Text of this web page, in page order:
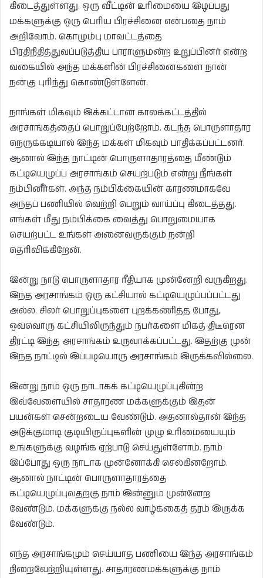
கிடைத்துள்ளது. ஒரு வீட்டின் உரிமையை இழப்பது
மக்களுக்கு ஒரு பெரிய பிரச்சினை என்பதை நாம்
அறிவோம். கொழும்பு மாவட்டத்தை
பிரதிநிதித்துவப்படுத்திய பாராளுமன்ற உறுப்பினர் என்ற
வகையில் அந்த மக்களின் பிரச்சினைகளை நான்
நன்கு புரிந்து கொண்டுள்ளேன்.
நாங்கள் மிகவும் இக்கட்டான காலக்கட்டத்தில்
அரசாங்கத்தைப் பொறுப்பேற்றோம். கடந்த பொருளாதார
நெருக்கடியால் இந்த மக்கள் மிகவும் பாதிக்கப்பட்டனர்.
ஆனால் இந்த நாட்டின் பொருளாதாரத்தை மீண்டும்
கட்டியெழுப்ப அரசாங்கம் செயற்படும் என்று நீங்கள்
நம்பினீர்கள். அந்த நம்பிக்கையின் காரணமாகவே
அந்தப் பணியில் வெற்றி பெறும் வாய்ப்பு கிடைத்தது.
எங்கள் மீது நம்பிக்கை வைத்து பொறுமையாக
செயற்பட்ட உங்கள் அனைவருக்கும் நன்றி
தெரிவிக்கிறேன்.
இன்று நாடு பொருளாதார ரீதியாக முன்னேறி வருகிறது.
இந்த அரசாங்கம் ஒரு கட்சியால் கட்டியெழுப்பப்பட்டது
அல்ல. சிலர் பொறுப்புகளை புறக்கணித்த போது,
ஒவ்வொரு கட்சியிலிருந்தும் நபர்களை மிகத் திடீரென
திரட்டி இந்த அரசாங்கம் உருவாக்கப்பட்டது. இதற்கு முன்
இந்த நாட்டில் இப்படியொரு அரசாங்கம் இருக்கவில்லை.
இன்று நாம் ஒரு நாடாகக் கட்டியெழுப்புகின்ற
இவ்வேளையில் சாதாரண மக்களுக்கும் இதன்
பயன்கள் சென்றடைய வேண்டும். அதனால்தான் இந்த
அடுக்குமாடி குடியிருப்புகளின் முழு உரிமையையும்
உங்களுக்கு வழங்க ஏற்பாடு செய்துள்ளோம். நாம்
இப்போது ஒரு நாடாக முன்னோக்கி செல்கினறோம்.
ஆனால் நாட்டின் பொருளாதாரத்தை
கட்டியெழுப்புவதற்கு நாம் இன்னும் முன்னேற
வேண்டும். மக்களுக்கு நல்ல வாழ்க்கைத் தரம் இருக்க
வேண்டும்.
எந்த அரசாங்கமும் செய்யாத பணியை இந்த அரசாங்கம்
நிறைவேற்றியுள்ளது. சாதாரணமக்களுக்கு நாம்